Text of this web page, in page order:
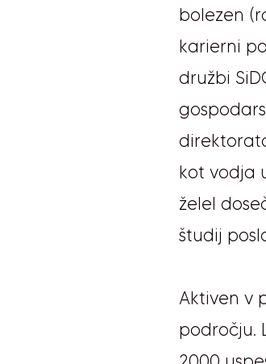
bolezen
karierni
družbi
kot vodja
želel
študij
Aktiven v
področju.